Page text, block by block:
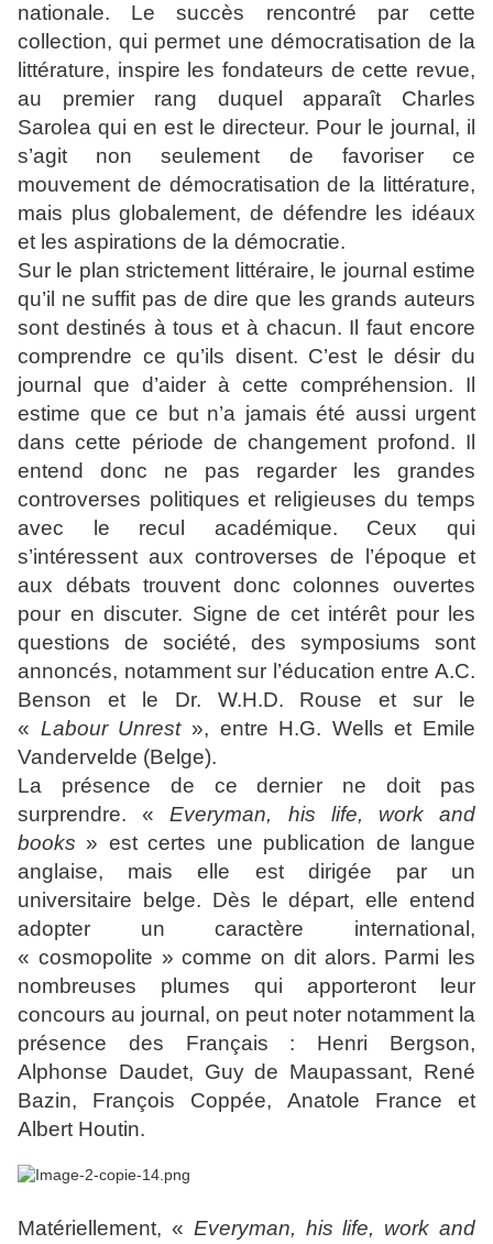
nationale. Le succès rencontré par cette
collection, qui permet une démocratisation de la
littérature, inspire les fondateurs de cette revue,
au premier rang duquel apparaît Charles
Sarolea qui en est le directeur. Pour le journal, il
s’agit non seulement de favoriser ce
mouvement de démocratisation de la littérature,
mais plus globalement, de défendre les idéaux
et les aspirations de la démocratie.
Sur le plan strictement littéraire, le journal estime
qu’il ne suffit pas de dire que les grands auteurs
sont destinés à tous et à chacun. Il faut encore
comprendre ce qu’ils disent. C’est le désir du
journal que d’aider à cette compréhension. Il
estime que ce but n’a jamais été aussi urgent
dans cette période de changement profond. Il
entend donc ne pas regarder les grandes
controverses politiques et religieuses du temps
avec le recul académique. Ceux qui
s’intéressent aux controverses de l’époque et
aux débats trouvent donc colonnes ouvertes
pour en discuter. Signe de cet intérêt pour les
questions de société, des symposiums sont
annoncés, notamment sur l’éducation entre A.C.
Benson et le Dr. W.H.D. Rouse et sur le
« Labour Unrest », entre H.G. Wells et Emile
Vandervelde (Belge).
La présence de ce dernier ne doit pas
surprendre. «Everyman, his life, work and
books » est certes une publication de langue
anglaise, mais elle est dirigée par un
universitaire belge. Dès le départ, elle entend
adopter un caractère international,
« cosmopolite » comme on dit alors. Parmi les
nombreuses plumes qui apporteront leur
concours au journal, on peut noter notamment la
présence des Français : Henri Bergson,
Alphonse Daudet, Guy de Maupassant, René
Bazin, François Coppée, Anatole France et
Albert Houtin.
Matériellement, « Everyman, his life, work and